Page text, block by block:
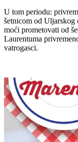
U tom periodu:
šetnicom od Uljarskog
moći prometovati od
Laurentuma
vatrogasci.